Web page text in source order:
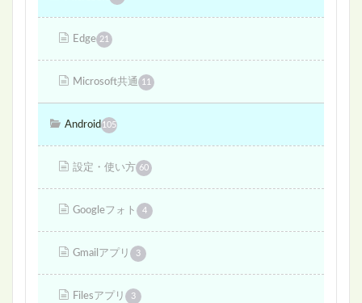
Edge 21
Microsoft共通 11
Android 105
設定・使い方 60
Googleフォト 4
Gmailアプリ 3
Filesアプリ 3